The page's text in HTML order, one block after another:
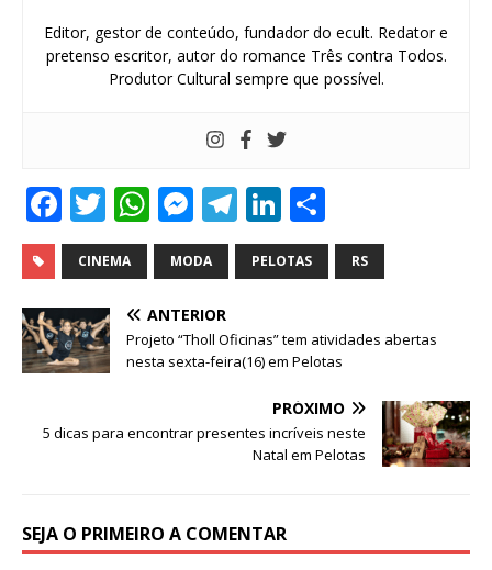
Editor, gestor de conteúdo, fundador do ecult. Redator e
pretenso escritor, autor do romance Três contra Todos.
Produtor Cultural sempre que possível.
F
a
c
e
b
o
k
T
w
it
te
r
W
h
at
s
A
p
M
e
ss
e
n
g
r
T
el
e
ra
m
Li
n
k
dI
n
h
ar
CINEMA MODA PELOTAS RS
ANTERIOR
Projeto “Tholl Oficinas” tem atividades abertas
nesta sexta-feira(16) em Pelotas
PRÓXIMO
5 dicas para encontrar presentes incríveis neste
Natal em Pelotas
SEJA O PRIMEIRO A COMENTAR